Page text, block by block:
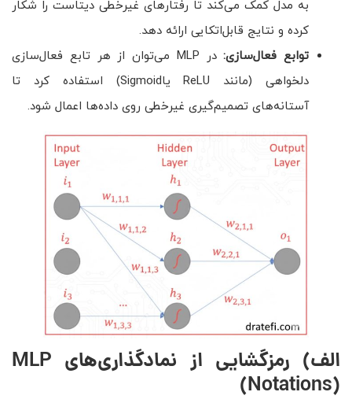
به مدل کمک می‌کند تا رفتارهای غیرخطی دیتاست را شکار
کرده و نتایج قابل‌اتکایی ارائه دهد.
توابع فعال‌سازی:
در MLP می‌توان از هر تابع فعال‌سازی
دلخواهی (مانند ReLU یاSigmoid) استفاده کرد تا
آستانه‌های تصمیم‌گیری غیرخطی روی داده‌ها اعمال شود.
الف) رمزگشایی از نمادگذاری‌های MLP
(Notations)